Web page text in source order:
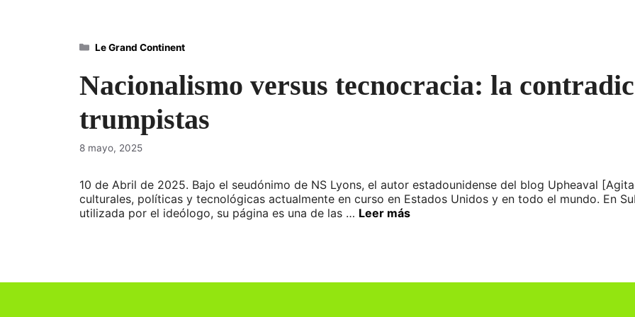
Nacionalismo versus tecnocracia: la
trumpistas
8 mayo, 2025
10 de Abril de 2025. Bajo el seudónimo de NS Lyons, el autor estadounidense del blog Upheaval
culturales, políticas y tecnológicas actualmente en curso en Estados Unidos y en todo el mundo. En
utilizada por el ideólogo, su página es una de las … Leer más
Categorías
Le Grand Continent